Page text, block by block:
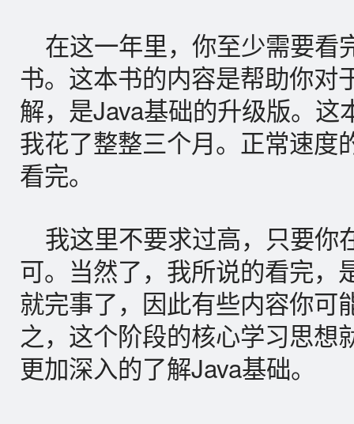
在这一年里，你至少需要看
书。这本书的内容是帮助你对
解，是Java基础的升级版。
我花了整整三个月。正常速度
看完。
我这里不要求过高，只要你
可。当然了，我所说的看完，
就完事了，因此有些内容你可
之，这个阶段的核心学习思想
更加深入的了解Java基础。